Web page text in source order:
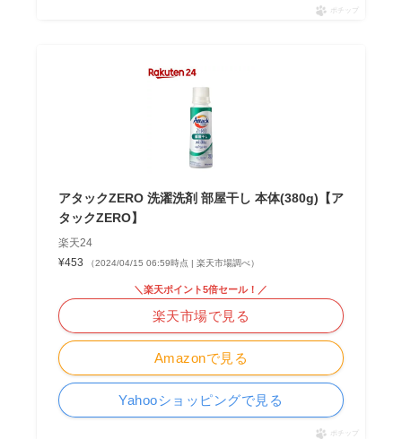
ポチップ
アタックZERO 洗濯洗剤 部屋干し 本体(380g)【ア
タックZERO】
楽天24
¥453
（2024/04/15 06:59時点 | 楽天市場調べ）
Amazonで見る
＼楽天ポイント5倍セール！／
楽天市場で見る
Yahooショッピングで見る
ポチップ